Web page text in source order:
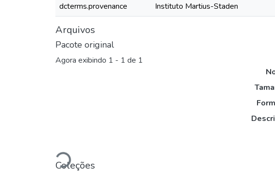
dcterms.provenance
Instituto Martius-Staden
Arquivos
Pacote original
Agora exibindo 1 - 1 de 1
Carregando...
Coleções